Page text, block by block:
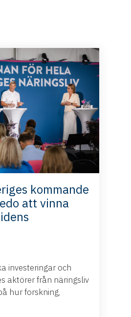
kommande
att vinna
investeringar och
aktörer från näringsliv
hur forskning,